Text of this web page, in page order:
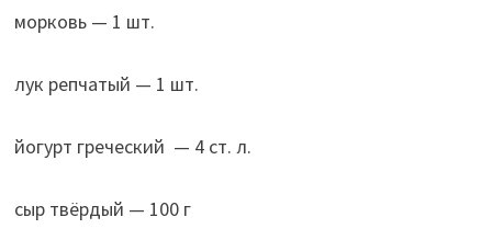
морковь — 1 шт.
лук репчатый — 1 шт.
йогурт греческий — 4 ст. л.
сыр твёрдый — 100 г